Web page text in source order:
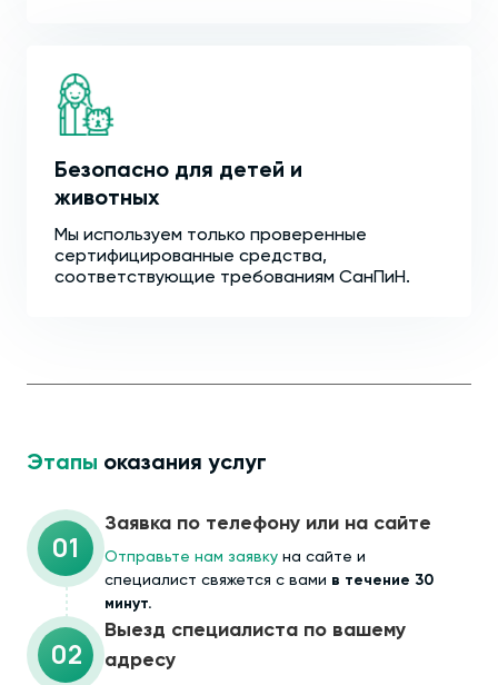
Безопасно для детей и
животных
Мы используем только проверенные
сертифицированные средства,
соответствующие требованиям СанПиН.
Этапы оказания услуг
01
Заявка по телефону или на сайте
Отправьте нам заявку на сайте и
специалист свяжется с вами в течение 30
минут.
02
Выезд специалиста по вашему
адресу